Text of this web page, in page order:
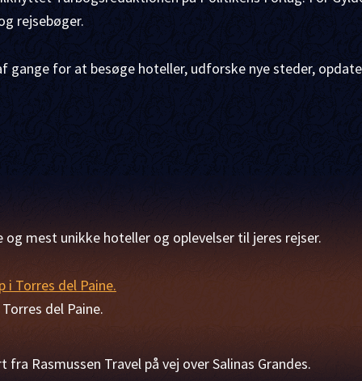
rejsebøger.
gange for at besøge hoteller, udforske nye steder,
mest unikke hoteller og oplevelser til jeres rejser.
del Paine.
Rasmussen Travel på vej over Salinas Grandes.